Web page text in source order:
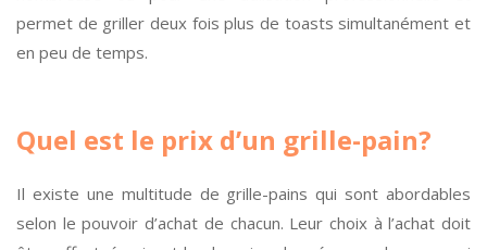
permet de griller deux fois plus de toasts simultanément et
en peu de temps.
Quel est le prix d’un grille-pain?
Il existe une multitude de grille-pains qui sont abordables
selon le pouvoir d’achat de chacun. Leur choix à l’achat doit